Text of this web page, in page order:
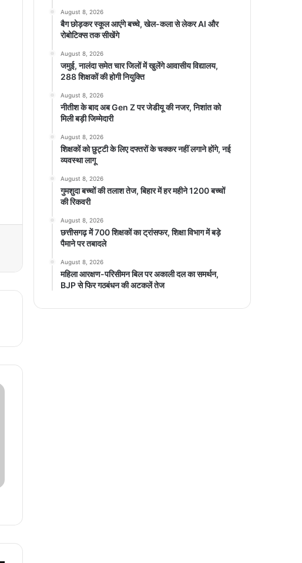
August 8, 2026
बैग छोड़कर स्कूल आएंगे बच्चे, खेल-कला से लेकर AI और
रोबोटिक्स तक सीखेंगे
August 8, 2026
जमुई, नालंदा समेत चार जिलों में खुलेंगे आवासीय विद्यालय,
288 शिक्षकों की होगी नियुक्ति
August 8, 2026
नीतीश के बाद अब Gen Z पर जेडीयू की नजर, निशांत को
मिली बड़ी जिम्मेदारी
August 8, 2026
शिक्षकों को छुट्टी के लिए दफ्तरों के चक्कर नहीं लगाने होंगे, नई
व्यवस्था लागू
August 8, 2026
गुमशुदा बच्चों की तलाश तेज, बिहार में हर महीने 1200 बच्चों
की रिकवरी
August 8, 2026
छत्तीसगढ़ में 700 शिक्षकों का ट्रांसफर, शिक्षा विभाग में बड़े
पैमाने पर तबादले
August 8, 2026
महिला आरक्षण-परिसीमन बिल पर अकाली दल का समर्थन,
BJP से फिर गठबंधन की अटकलें तेज